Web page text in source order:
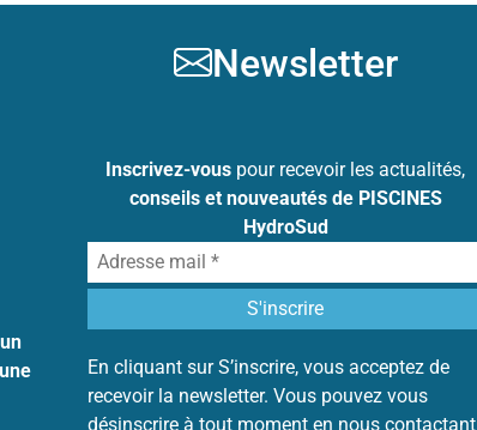
Newsletter
Inscrivez-vous pour recevoir les actualités,
conseils et nouveautés de PISCINES
HydroSud
En cliquant sur S’inscrire, vous acceptez de
recevoir la newsletter. Vous pouvez vous
désinscrire à tout moment en nous contactant